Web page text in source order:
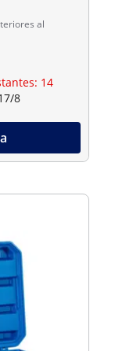
al
14
8